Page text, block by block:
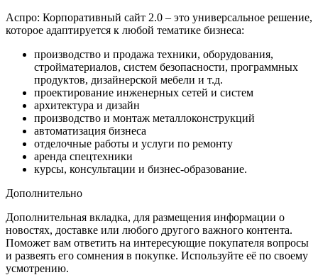
Аспро: Корпоративный сайт 2.0 – это универсальное решение,
которое адаптируется к любой тематике бизнеса:
производство и продажа техники, оборудования,
стройматериалов, систем безопасности, программных
продуктов, дизайнерской мебели и т.д.
проектирование инженерных сетей и систем
архитектура и дизайн
производство и монтаж металлоконструкций
автоматизация бизнеса
отделочные работы и услуги по ремонту
аренда спецтехники
курсы, консультации и бизнес-образование.
Дополнительно
Дополнительная вкладка, для размещения информации о
новостях, доставке или любого другого важного контента.
Поможет вам ответить на интересующие покупателя вопросы
и развеять его сомнения в покупке. Используйте её по своему
усмотрению.